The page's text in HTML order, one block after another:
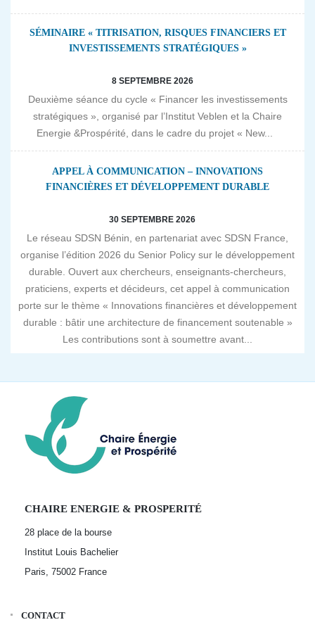
SÉMINAIRE « TITRISATION, RISQUES FINANCIERS ET
INVESTISSEMENTS STRATÉGIQUES »
8 SEPTEMBRE 2026
Deuxième séance du cycle « Financer les investissements
stratégiques », organisé par l’Institut Veblen et la Chaire
Energie &Prospérité, dans le cadre du projet « New...
APPEL À COMMUNICATION – INNOVATIONS
FINANCIÈRES ET DÉVELOPPEMENT DURABLE
30 SEPTEMBRE 2026
Le réseau SDSN Bénin, en partenariat avec SDSN France,
organise l’édition 2026 du Senior Policy sur le développement
durable. Ouvert aux chercheurs, enseignants-chercheurs,
praticiens, experts et décideurs, cet appel à communication
porte sur le thème « Innovations financières et développement
durable : bâtir une architecture de financement soutenable »
Les contributions sont à soumettre avant...
CHAIRE ENERGIE & PROSPERITÉ
28 place de la bourse
Institut Louis Bachelier
Paris, 75002 France
CONTACT